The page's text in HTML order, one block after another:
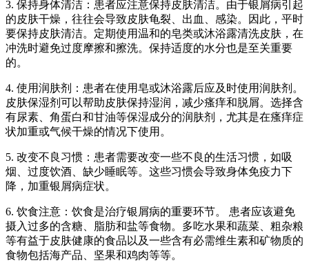
3. 保持身体清洁：患者应注意保持皮肤清洁。由于银屑病引起
的皮肤干燥，往往会导致皮肤龟裂、出血、感染。因此，平时
要保持皮肤清洁。定期使用温和的皂类或沐浴露清洗皮肤，在
冲洗时避免过度摩擦和擦洗。保持适度的水分也是至关重要
的。
4. 使用润肤剂：患者在使用皂或沐浴露后应及时使用润肤剂。
皮肤保湿剂可以帮助皮肤保持湿润，减少瘙痒和脱屑。选择含
有尿素、角蛋白和甘油等保湿成分的润肤剂，尤其是在瘙痒症
状加重或气候干燥的情况下使用。
5. 改变不良习惯：患者需要改变一些不良的生活习惯，如吸
烟、过度饮酒、缺少睡眠等。这些习惯会导致身体免疫力下
降，加重银屑病症状。
6. 饮食注意：饮食是治疗银屑病的重要环节。 患者应该避免
摄入过多的含糖、脂肪和盐等食物。多吃水果和蔬菜、粗杂粮
等有益于皮肤健康的食品以及一些含有必需维生素和矿物质的
食物包括海产品、坚果和鸡肉等等。